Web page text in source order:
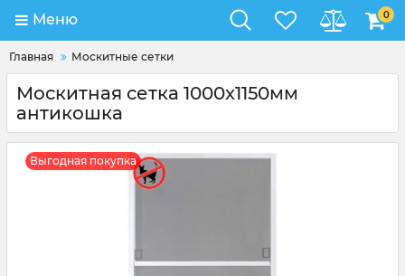
Меню 0
Главная Москитные сетки
Москитная сетка 1000x1150мм
антикошка
Выгодная покупка